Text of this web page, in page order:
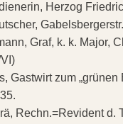
Herzog
Graf, k. k. Major,
Gastwirt zum „grünen
Rechn.=Revident d.